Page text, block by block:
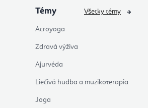
Témy
Acroyoga
Zdravá výživa
Ajurvéda
Liečivá hudba a muzikoterapia
Joga
Všetky témy